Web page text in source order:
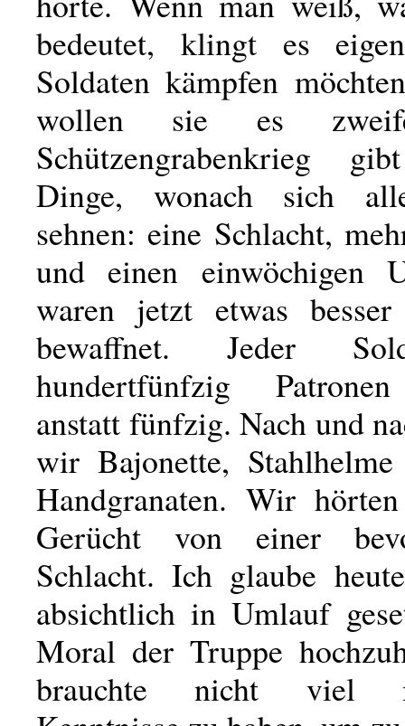
bedeutet, klingt es
Soldaten kämpfen
wollen sie es
Schützengrabenkrieg
Dinge, wonach sich
sehnen: eine Schlacht,
und einen einwöchigen
waren jetzt etwas
bewaffnet. Jeder
hundertfünfzig
anstatt fünfzig. Nach und
wir Bajonette,
Handgranaten. Wir
Gerücht von einer
Schlacht. Ich glaube
absichtlich in Umlauf
Moral der Truppe
brauchte nicht viel